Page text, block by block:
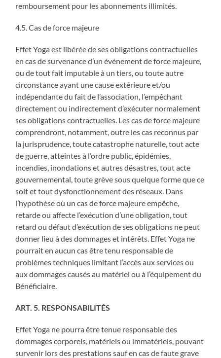
remboursement pour les abonnements illimités.
4.5. Cas de force majeure
Effet Yoga est libérée de ses obligations contractuelles
en cas de survenance d’un événement de force majeure,
ou de tout fait imputable à un tiers, ou toute autre
circonstance ayant une cause extérieure et/ou
indépendante du fait de l’association, l’empêchant
directement ou indirectement d’exécuter normalement
ses obligations contractuelles. Les cas de force majeure
comprendront, notamment, outre les cas reconnus par
la jurisprudence, toute catastrophe naturelle, tout acte
de guerre, atteintes à l’ordre public, épidémies,
incendies, inondations et autres désastres, tout acte
gouvernemental, toute grève sous quelque forme que ce
soit et tout dysfonctionnement des réseaux. Dans
l’hypothèse où un cas de force majeure empêche,
retarde ou affecte l’exécution d’une obligation, tout
retard ou défaut d’exécution de ses obligations ne peut
donner lieu à des dommages et intérêts. Effet Yoga ne
pourrait en aucun cas être tenu responsable de
problèmes techniques limitant l’accès aux services ou
aux dommages causés au matériel ou à l’équipement du
Bénéficiaire.
ART. 5. RESPONSABILITÉS
Effet Yoga ne pourra être tenue responsable des
dommages corporels, matériels ou immatériels, pouvant
survenir lors des prestations sauf en cas de faute grave